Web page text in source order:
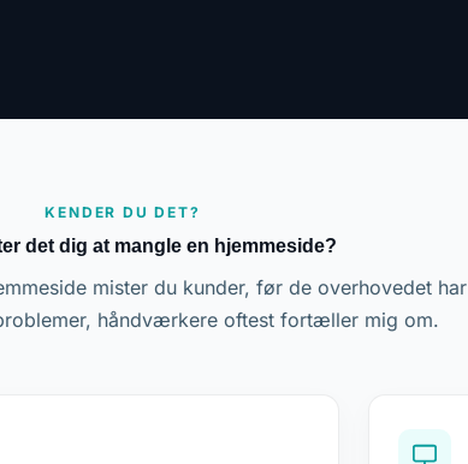
KENDER DU DET?
det dig at mangle en hjemmeside?
mister du kunder, før de overhovedet har
håndværkere oftest fortæller mig om.